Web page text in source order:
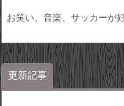
お笑い、音楽、サッカーが
更新記事